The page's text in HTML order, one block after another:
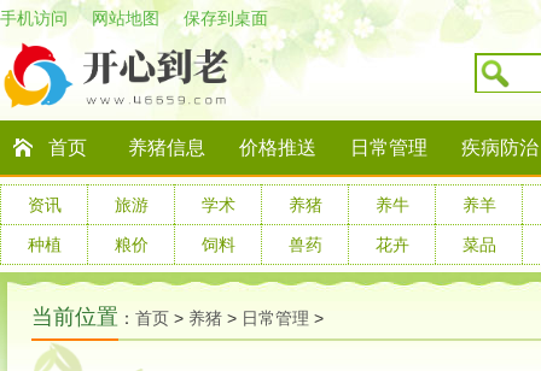
手机访问 网站地图 保存到桌面
首页 养猪信息 价格推送 日常管理 疾病防治
资讯 旅游 学术 养猪 养牛 养羊
种植 粮价 饲料 兽药 花卉 菜品
当前位置 ： 首页 > 养猪 > 日常管理 >